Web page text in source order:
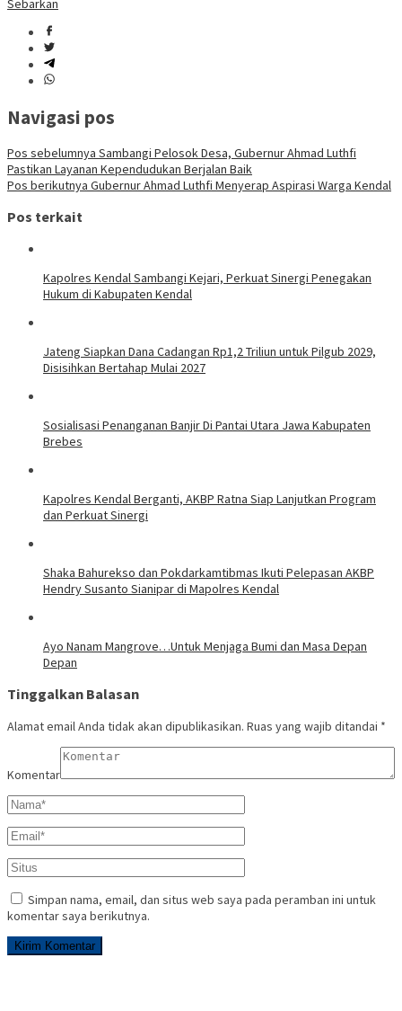
Sebarkan
Navigasi pos
Pos sebelumnya Sambangi Pelosok Desa, Gubernur Ahmad Luthfi
Pastikan Layanan Kependudukan Berjalan Baik
Pos berikutnya Gubernur Ahmad Luthfi Menyerap Aspirasi Warga Kendal
Pos terkait
Kapolres Kendal Sambangi Kejari, Perkuat Sinergi Penegakan
Hukum di Kabupaten Kendal
Jateng Siapkan Dana Cadangan Rp1,2 Triliun untuk Pilgub 2029,
Disisihkan Bertahap Mulai 2027
Sosialisasi Penanganan Banjir Di Pantai Utara Jawa Kabupaten
Brebes
Kapolres Kendal Berganti, AKBP Ratna Siap Lanjutkan Program
dan Perkuat Sinergi
​Shaka Bahurekso dan Pokdarkamtibmas Ikuti Pelepasan AKBP
Hendry Susanto Sianipar di Mapolres Kendal
Ayo Nanam Mangrove…Untuk Menjaga Bumi dan Masa Depan
Depan
Tinggalkan Balasan
Alamat email Anda tidak akan dipublikasikan. Ruas yang wajib ditandai *
Komentar
Simpan nama, email, dan situs web saya pada peramban ini untuk
komentar saya berikutnya.